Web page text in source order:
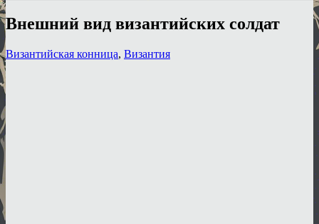
Внешний вид византийских солдат
Византийская конница, Византия